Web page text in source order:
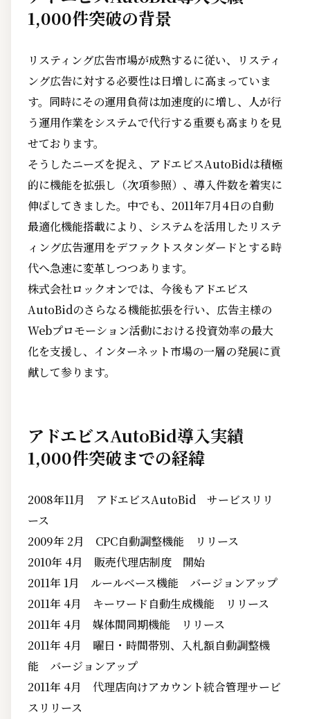
1,000件突破の背景
リスティング広告市場が成熟するに従い、リスティ
ング広告に対する必要性は日増しに高まっていま
す。同時にその運用負荷は加速度的に増し、人が行
う運用作業をシステムで代行する重要も高まりを見
せております。
そうしたニーズを捉え、アドエビスAutoBidは積極
的に機能を拡張し（次項参照）、導入件数を着実に
伸ばしてきました。中でも、2011年7月4日の自動
最適化機能搭載により、システムを活用したリステ
ィング広告運用をデファクトスタンダードとする時
代へ急速に変革しつつあります。
株式会社ロックオンでは、今後もアドエビス
AutoBidのさらなる機能拡張を行い、広告主様の
Webプロモーション活動における投資効率の最大
化を支援し、インターネット市場の一層の発展に貢
献して参ります。
アドエビスAutoBid導入実績
1,000件突破までの経緯
2008年11月 アドエビスAutoBid サービスリリ
ース
2009年 2月 CPC自動調整機能 リリース
2010年 4月 販売代理店制度 開始
2011年 1月 ルールベース機能 バージョンアップ
2011年 4月 キーワード自動生成機能 リリース
2011年 4月 媒体間同期機能 リリース
2011年 4月 曜日・時間帯別、入札額自動調整機
能 バージョンアップ
2011年 4月 代理店向けアカウント統合管理サービ
スリリース